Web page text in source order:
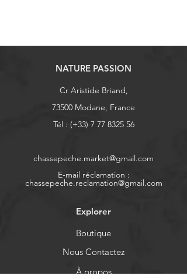
NATURE PASSION
Cr Aristide Briand,
73500 Modane, France
Tél : (+33) 7 77 8325 56
chassepeche.market@gmail.com
E-mail réclamation :
chassepeche.reclamation@gmail.com
Explorer
Boutique
Nous Contactez
À propos